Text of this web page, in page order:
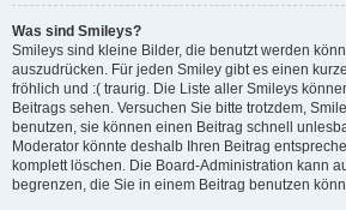
Was sind Smileys?
Smileys sind kleine Bilder, die benutzt werden
auszudrücken. Für jeden Smiley gibt es einen
fröhlich und :( traurig. Die Liste aller Smileys
Beitrags sehen. Versuchen Sie bitte trotzdem,
benutzen, sie können einen Beitrag schnell
Moderator könnte deshalb Ihren Beitrag
komplett löschen. Die Board-Administration kann
begrenzen, die Sie in einem Beitrag benutzen